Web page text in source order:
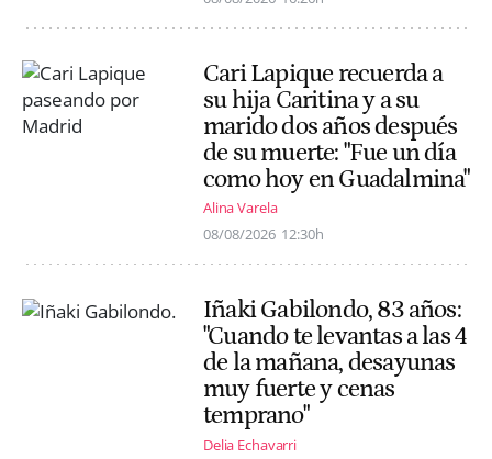
Cari Lapique recuerda a
su hija Caritina y a su
marido dos años después
de su muerte: "Fue un día
como hoy en Guadalmina"
Alina Varela
08/08/2026 12:30h
Iñaki Gabilondo, 83 años:
"Cuando te levantas a las 4
de la mañana, desayunas
muy fuerte y cenas
temprano"
Delia Echavarri